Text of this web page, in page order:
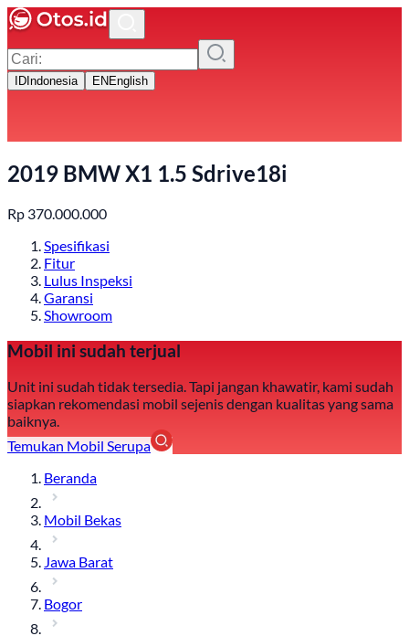
ID Indonesia EN English
2019 BMW X1 1.5 Sdrive18i
Rp 370.000.000
Spesifikasi
Fitur
Lulus Inspeksi
Garansi
Showroom
Mobil ini sudah terjual
Unit ini sudah tidak tersedia. Tapi jangan khawatir, kami sudah
siapkan rekomendasi mobil sejenis dengan kualitas yang sama
baiknya.
Temukan Mobil Serupa
Beranda
Mobil Bekas
Jawa Barat
Bogor